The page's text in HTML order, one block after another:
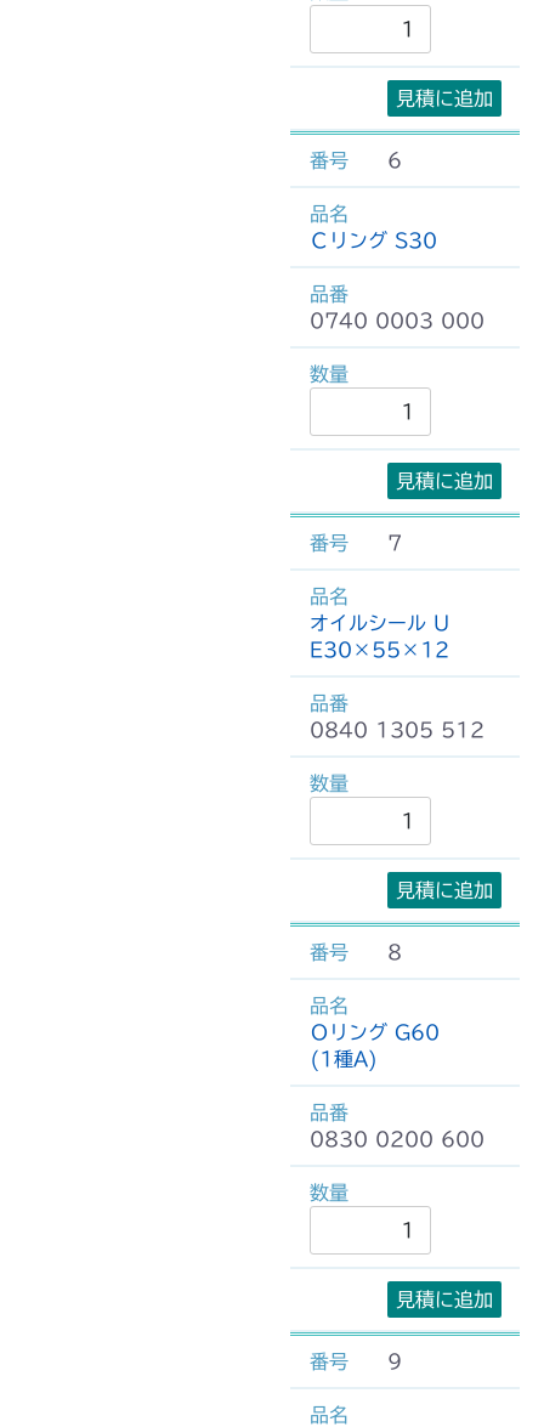
見積に追加
6
Ｃリング S30
0740 0003 000
見積に追加
7
オイルシール U
E30×55×12
0840 1305 512
見積に追加
8
Ｏリング G60
(1種A)
0830 0200 600
見積に追加
9